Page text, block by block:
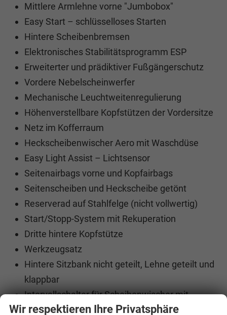
Mittlere Armlehne vorne "Jumbobox"
Easy Start – schlüsselloses Starten
Hintere Scheibenbremsen
Elektronisches Stabilitätsprogramm ESP
Erweiterter und prädiktiver Fußgängerschutz
Vordere Nebelscheinwerfer
Mechanische Leuchtweitenregulierung
Höhenverstellbare Kopfstützen der Vordersitze
Netz im Kofferraum
Heckscheibenwischer Aero mit Waschdüse
Easy Light Assist – Lichtsensor
Seitenairbags vorne und Kopfairbags
Seitenscheiben und Heckscheibe getönt
Reserverad auf Stahlfelge (nicht vollwertig)
Start/Stopp-System mit Rekuperation
Dritte hintere Kopfstütze
Werkzeugsatz
Hintere Sitzbank nicht geteilt, Lehne geteilt und
klappbar
Intervallschalter für Scheibenwischer mit
Fotosensor
Wir respektieren Ihre Privatsphäre